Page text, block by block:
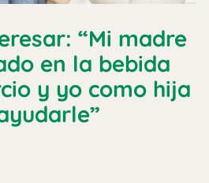
“Mi madre
en la bebida
y yo como hija